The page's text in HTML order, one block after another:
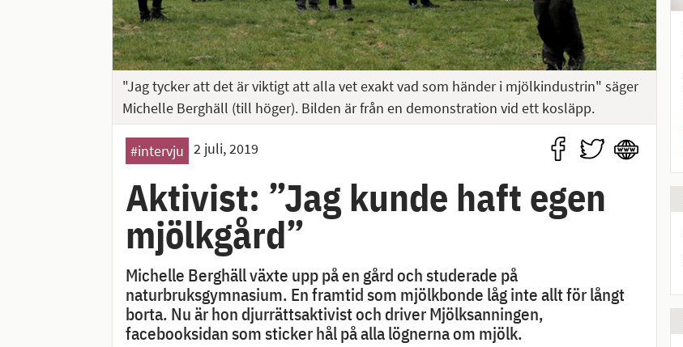
"Jag tycker att det är viktigt att alla vet exakt vad som händer i mjölkindustrin" säger
Michelle Berghäll (till höger). Bilden är från en demonstration vid ett kosläpp.
#intervju 2 juli, 2019
Aktivist: ”Jag kunde haft egen
mjölkgård”
Michelle Berghäll växte upp på en gård och studerade på
naturbruksgymnasium. En framtid som mjölkbonde låg inte allt för långt
borta. Nu är hon djurrättsaktivist och driver Mjölksanningen,
facebooksidan som sticker hål på alla lögnerna om mjölk.